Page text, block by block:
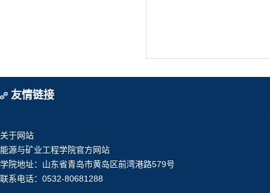
友情链接
关于网站
能源与矿业工程学院官方网站
学院地址：山东省青岛市黄岛区前湾港路579号
联系电话：0532-80681288